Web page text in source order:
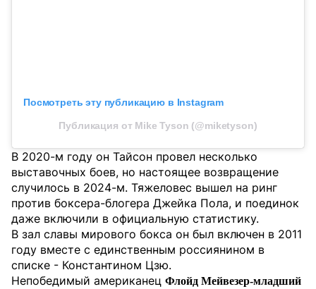
Посмотреть эту публикацию в Instagram
Публикация от Mike Tyson (@miketyson)
В 2020-м году он Тайсон провел несколько
выставочных боев, но настоящее возвращение
случилось в 2024-м. Тяжеловес вышел на ринг
против боксера-блогера Джейка Пола, и поединок
даже включили в официальную статистику.
В зал славы мирового бокса он был включен в 2011
году вместе с единственным россиянином в
списке - Константином Цзю.
Непобедимый американец Флойд Мейвезер-младший